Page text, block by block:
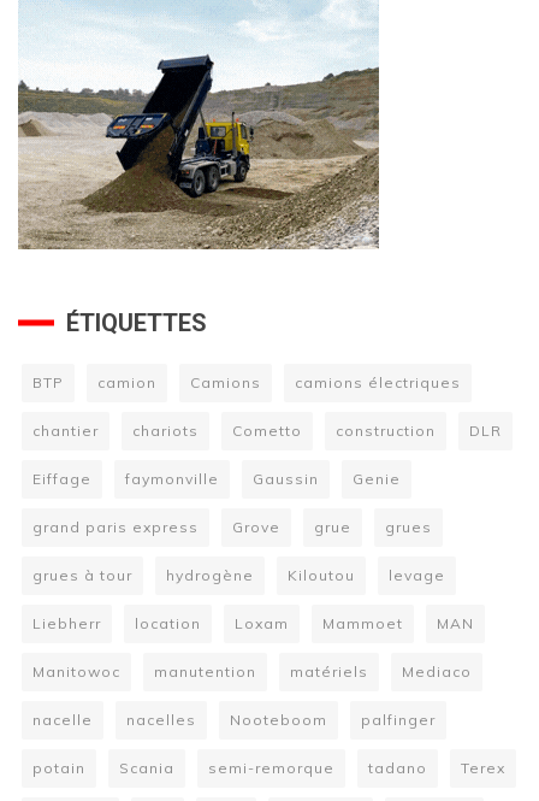
ÉTIQUETTES
BTP camion Camions camions électriques
chantier chariots Cometto construction DLR
Eiffage faymonville Gaussin Genie
grand paris express Grove grue grues
grues à tour hydrogène Kiloutou levage
Liebherr location Loxam Mammoet MAN
Manitowoc manutention matériels Mediaco
nacelle nacelles Nooteboom palfinger
potain Scania semi-remorque tadano Terex